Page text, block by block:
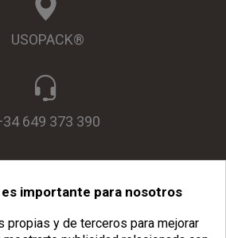
USOPACK®
649 373 390
importante para nosotros
propias y de terceros para mejorar